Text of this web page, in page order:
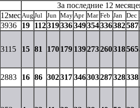
За последние 12
12мес Aug Jul Jun May Apr Mar Feb Jan Dec
3936 19 112319336349354336382587
3115 15 81 170179 139273260318565
2883 16 86 302317346303287328338